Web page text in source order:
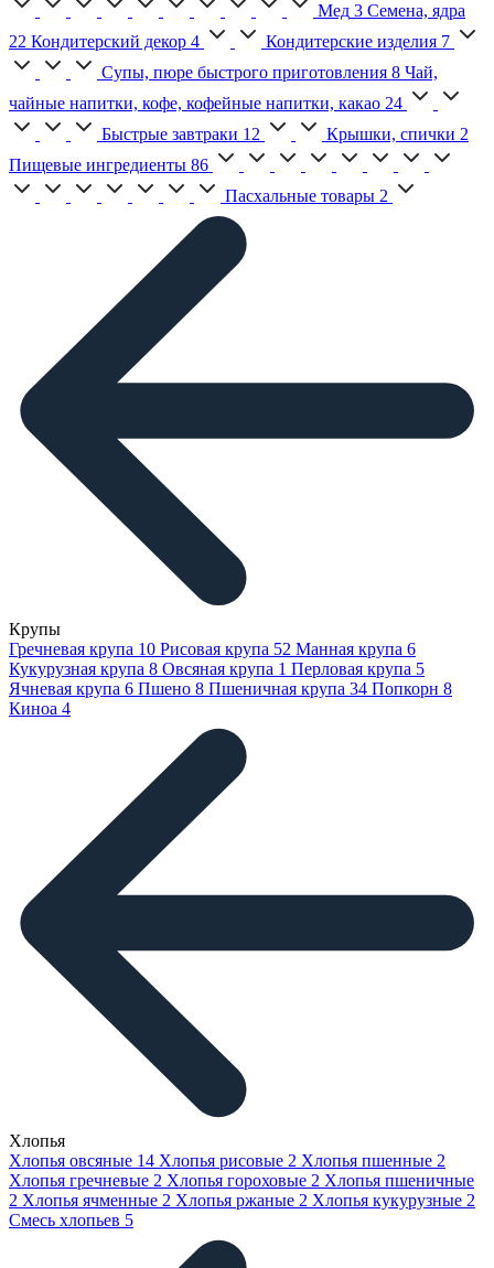
Мед 3 Семена, ядра
22 Кондитерский декор 4 Кондитерские изделия 7
Супы, пюре быстрого приготовления 8 Чай,
чайные напитки, кофе, кофейные напитки, какао 24
Быстрые завтраки 12 Крышки, спички 2
Пищевые ингредиенты 86
Пасхальные товары 2
Крупы
Гречневая крупа 10 Рисовая крупа 52 Манная крупа 6
Кукурузная крупа 8 Овсяная крупа 1 Перловая крупа 5
Ячневая крупа 6 Пшено 8 Пшеничная крупа 34 Попкорн 8
Киноа 4
Хлопья
Хлопья овсяные 14 Хлопья рисовые 2 Хлопья пшенные 2
Хлопья гречневые 2 Хлопья гороховые 2 Хлопья пшеничные
2 Хлопья ячменные 2 Хлопья ржаные 2 Хлопья кукурузные 2
Смесь хлопьев 5